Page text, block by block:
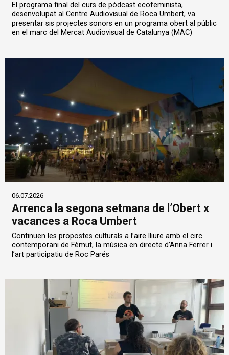
El programa final del curs de pòdcast ecofeminista,
desenvolupat al Centre Audiovisual de Roca Umbert, va
presentar sis projectes sonors en un programa obert al públic
en el marc del Mercat Audiovisual de Catalunya (MAC)
06.07.2026
Arrenca la segona setmana de l’Obert x
vacances a Roca Umbert
Continuen les propostes culturals a l’aire lliure amb el circ
contemporani de Fèmut, la música en directe d’Anna Ferrer i
l’art participatiu de Roc Parés